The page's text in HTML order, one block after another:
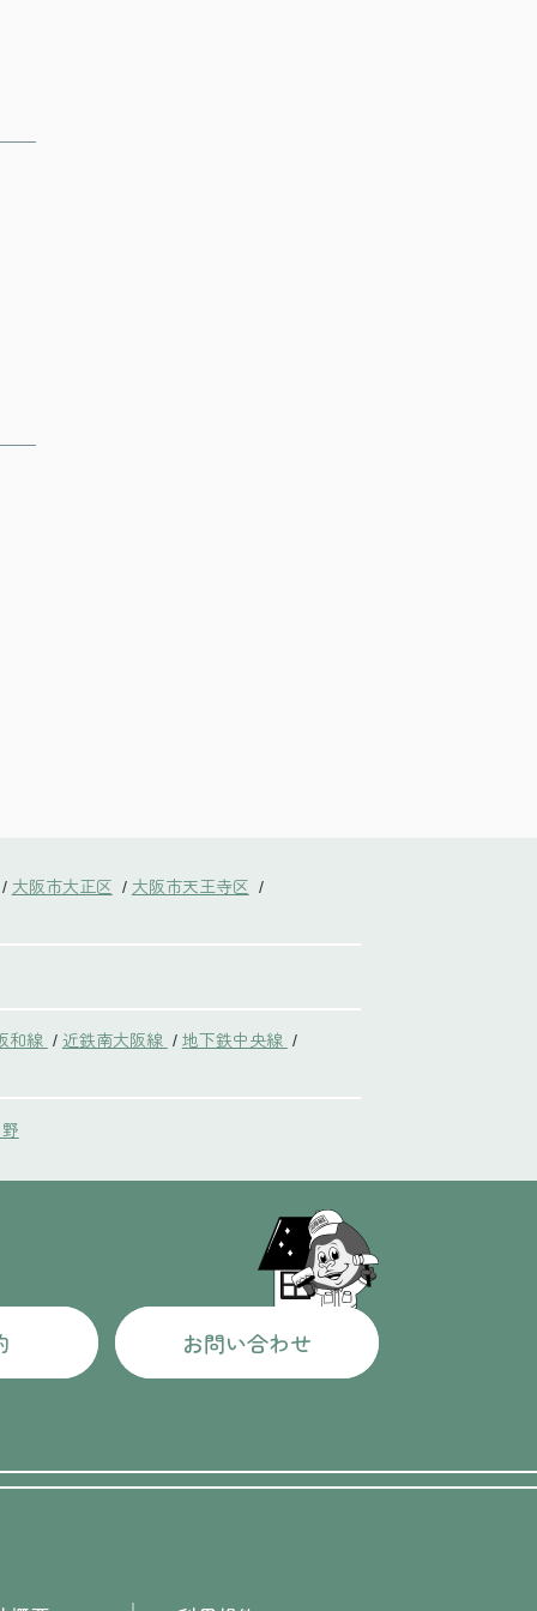
/ 大阪市大正区 / 大阪市天王寺区 /
和線 / 近鉄南大阪線 / 地下鉄中央線 /
お問い合わせ